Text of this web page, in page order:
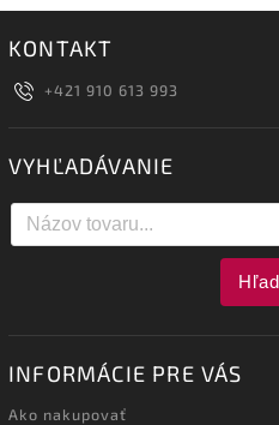
KONTAKT
+421 910 613 993
VYHĽADÁVANIE
INFORMÁCIE PRE VÁS
Ako nakupovať